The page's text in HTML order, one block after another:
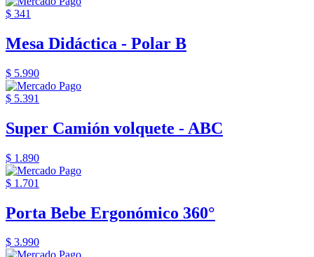
$ 341
Mesa Didáctica - Polar B
$ 5.990
$ 5.391
Super Camión volquete - ABC
$ 1.890
$ 1.701
Porta Bebe Ergonómico 360°
$ 3.990